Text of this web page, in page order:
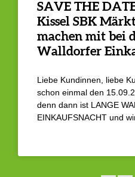
SAVE THE
Kissel SBK
machen mit bei
Walldorfer
Liebe Kundinnen, liebe
schon einmal den
denn dann ist LANGE
EINKAUFSNACHT und